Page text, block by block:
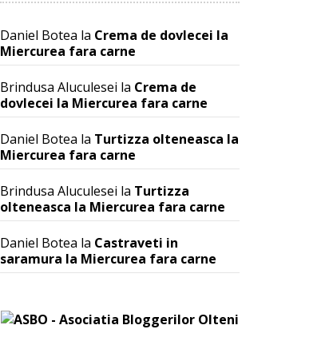
Daniel Botea la Crema de dovlecei la
Miercurea fara carne
Brindusa Aluculesei la Crema de
dovlecei la Miercurea fara carne
Daniel Botea la Turtizza olteneasca la
Miercurea fara carne
Brindusa Aluculesei la Turtizza
olteneasca la Miercurea fara carne
Daniel Botea la Castraveti in
saramura la Miercurea fara carne